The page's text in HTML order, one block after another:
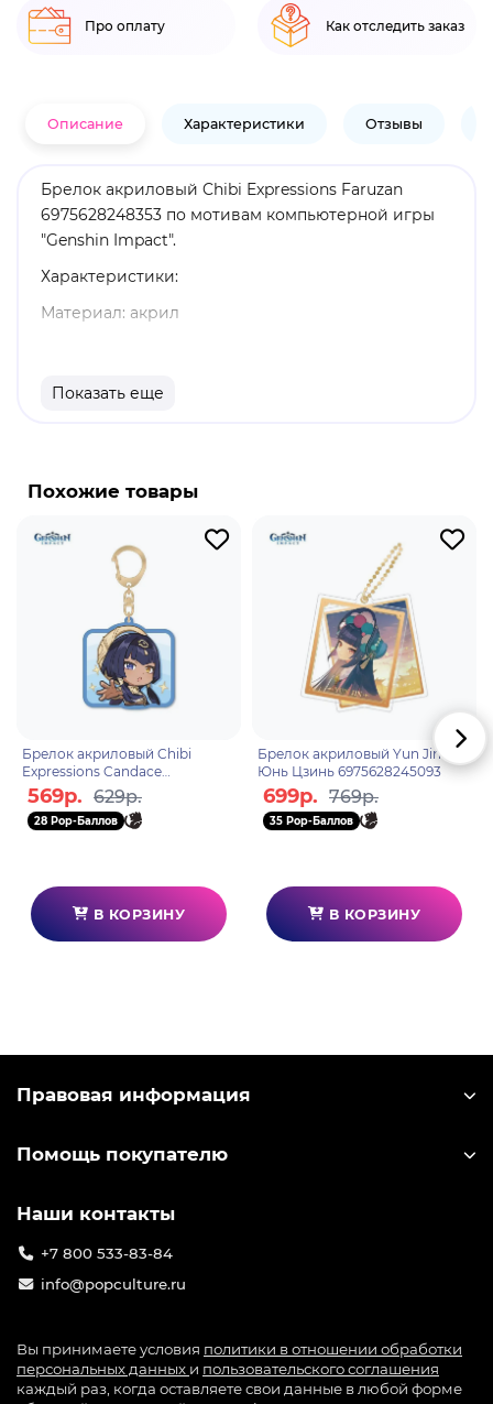
Про оплату Как отследить заказ
Описание Характеристики Отзывы
Брелок акриловый Chibi Expressions Faruzan
6975628248353 по мотивам компьютерной игры
"Genshin Impact".
Характеристики:
Материал: акрил
который увеличивает элементальный Анемо
следующий прицельный выстрел, который
создаёт эффект Обвал под давление при
попадании в персонажа, монстра или по месту.
Образовавшийся вихрь затягивает противников
и наносит урон.
Показать еще
Похожие товары
Брелок акриловый Chibi
Expressions Candace
6975628247301
569р. 629р.
28 Pop-Баллов
В КОРЗИНУ
Брелок акриловый Yun Jin
Юнь Цзинь 6975628245093
699р. 769р.
35 Pop-Баллов
В КОРЗИНУ
Правовая информация
Помощь покупателю
Наши контакты
+7 800 533-83-84
info@popculture.ru
Вы принимаете условия политики в отношении обработки
персональных данных и пользовательского соглашения
каждый раз, когда оставляете свои данные в любой форме